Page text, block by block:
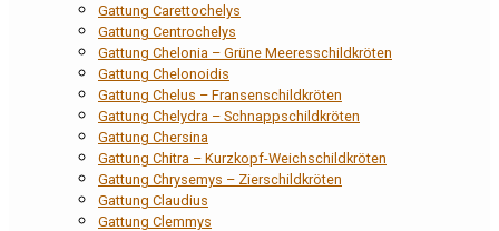
Gattung Carettochelys
Gattung Centrochelys
Gattung Chelonia – Grüne Meeresschildkröten
Gattung Chelonoidis
Gattung Chelus – Fransenschildkröten
Gattung Chelydra – Schnappschildkröten
Gattung Chersina
Gattung Chitra – Kurzkopf-Weichschildkröten
Gattung Chrysemys – Zierschildkröten
Gattung Claudius
Gattung Clemmys